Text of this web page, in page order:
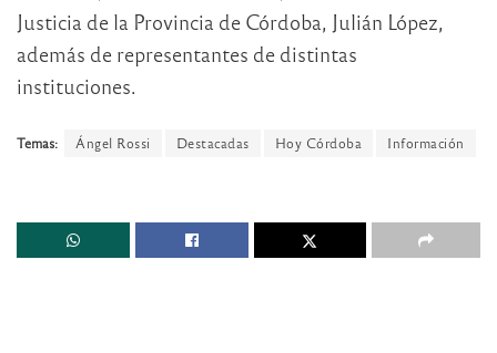
Justicia de la Provincia de Córdoba, Julián López,
además de representantes de distintas
instituciones.
Temas: Ángel Rossi Destacadas Hoy Córdoba Información